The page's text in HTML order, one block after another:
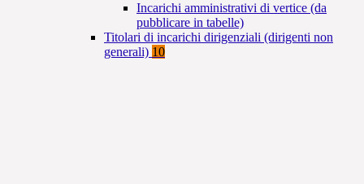
Incarichi amministrativi di vertice (da
pubblicare in tabelle)
Titolari di incarichi dirigenziali (dirigenti non
generali) 10